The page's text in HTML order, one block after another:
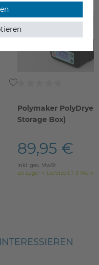
Polymaker PolyDryer
Storage Box)
89,95 €
inkl. ges. MwSt.
ab Lager > Lieferzeit 1-3